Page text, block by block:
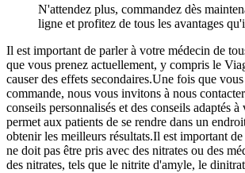
N'attendez plus, commandez dès
ligne et profitez de tous les avantages
Il est important de parler à votre médecin de
que vous prenez actuellement, y compris le
causer des effets secondaires.Une fois que
commande, nous vous invitons à nous
conseils personnalisés et des conseils adaptés à
permet aux patients de se rendre dans un
obtenir les meilleurs résultats.Il est important
ne doit pas être pris avec des nitrates ou des
des nitrates, tels que le nitrite d'amyle, le